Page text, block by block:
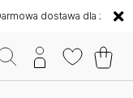
dla zamówień od 300